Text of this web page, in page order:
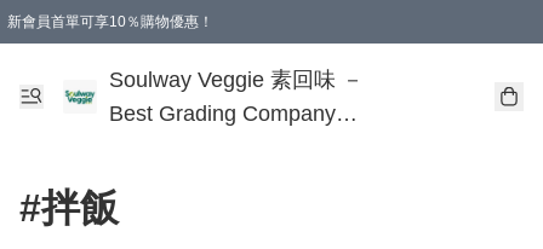
新會員首單可享10％購物優惠！
本地購滿$499即享免運費 - 全程選用順豐溫控速遞服務
購物滿 HKD 250.00 即減 HKD 30.00 運費！（適用於 特定的送貨方式 )
Soulway Veggie 素回味 －
Best Grading Company
#拌飯